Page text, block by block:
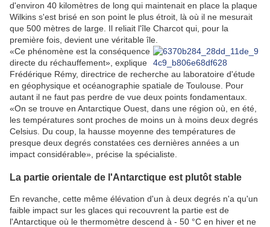
d'environ 40 kilomètres de long qui maintenait en place la plaque
Wilkins s'est brisé en son point le plus étroit, là où il ne mesurait
que 500 mètres de large. Il reliait l'île Charcot qui, pour la
première fois, devient une véritable île.
«Ce phénomène est la conséquence
directe du réchauffement», explique
Frédérique Rémy, directrice de recherche au laboratoire d'étude
en géophysique et océanographie spatiale de Toulouse. Pour
autant il ne faut pas perdre de vue deux points fondamentaux.
«On se trouve en Antarctique Ouest, dans une région où, en été,
les températures sont proches de moins un à moins deux degrés
Celsius. Du coup, la hausse moyenne des températures de
presque deux degrés constatées ces dernières années a un
impact considérable», précise la spécialiste.
La partie orientale de l'Antarctique est plutôt stable
En revanche, cette même élévation d'un à deux degrés n'a qu'un
faible impact sur les glaces qui recouvrent la partie est de
l'Antarctique où le thermomètre descend à - 50 °C en hiver et ne